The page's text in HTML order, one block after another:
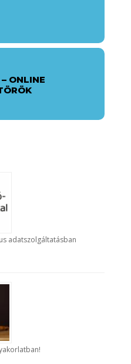
ONLINE
adatszolgáltatásban